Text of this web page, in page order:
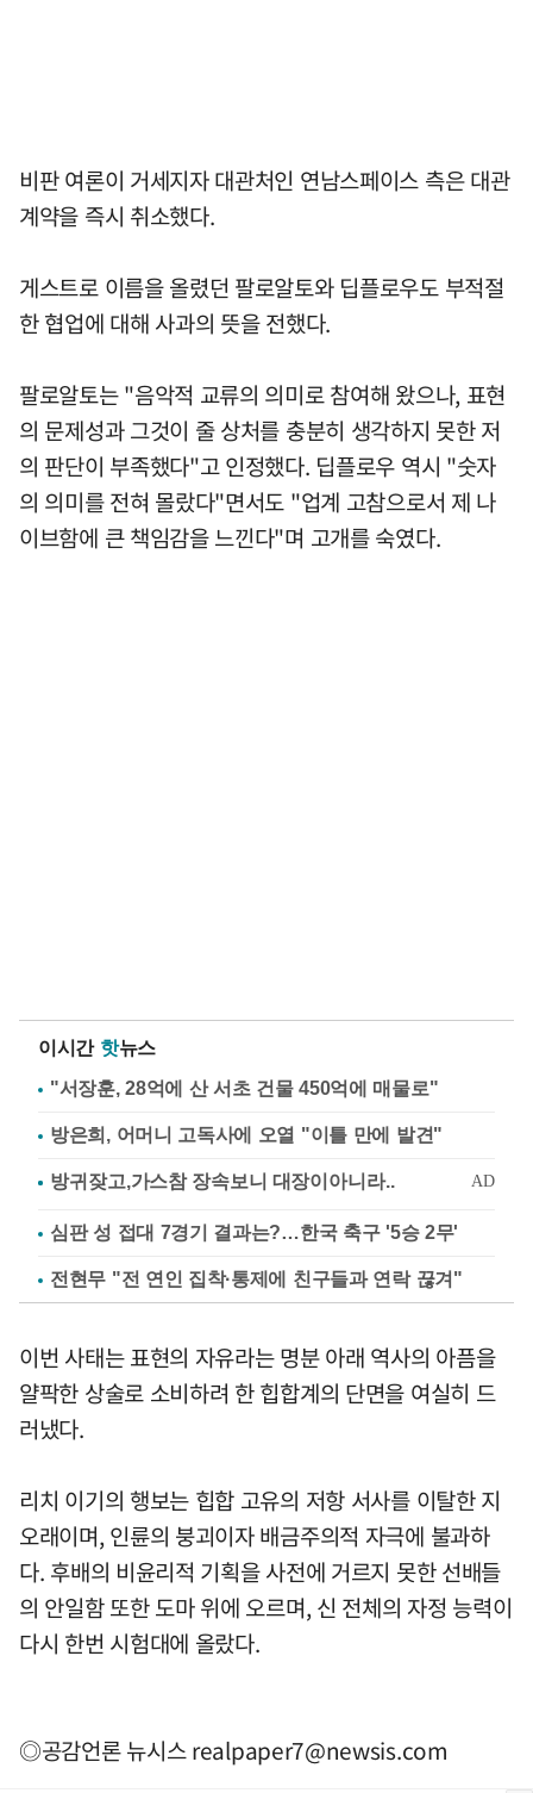
비판 여론이 거세지자 대관처인 연남스페이스 측은 대관
계약을 즉시 취소했다.
게스트로 이름을 올렸던 팔로알토와 딥플로우도 부적절
한 협업에 대해 사과의 뜻을 전했다.
팔로알토는 "음악적 교류의 의미로 참여해 왔으나, 표현
의 문제성과 그것이 줄 상처를 충분히 생각하지 못한 저
의 판단이 부족했다"고 인정했다. 딥플로우 역시 "숫자
의 의미를 전혀 몰랐다"면서도 "업계 고참으로서 제 나
이브함에 큰 책임감을 느낀다"며 고개를 숙였다.
이시간 핫뉴스
"서장훈, 28억에 산 서초 건물 450억에 매물로"
방은희, 어머니 고독사에 오열 "이틀 만에 발견"
심판 성 접대 7경기 결과는?…한국 축구 '5승 2무'
전현무 "전 연인 집착·통제에 친구들과 연락 끊겨"
이번 사태는 표현의 자유라는 명분 아래 역사의 아픔을
얄팍한 상술로 소비하려 한 힙합계의 단면을 여실히 드
러냈다.
리치 이기의 행보는 힙합 고유의 저항 서사를 이탈한 지
오래이며, 인륜의 붕괴이자 배금주의적 자극에 불과하
다. 후배의 비윤리적 기획을 사전에 거르지 못한 선배들
의 안일함 또한 도마 위에 오르며, 신 전체의 자정 능력이
다시 한번 시험대에 올랐다.
◎공감언론 뉴시스realpaper7@newsis.com